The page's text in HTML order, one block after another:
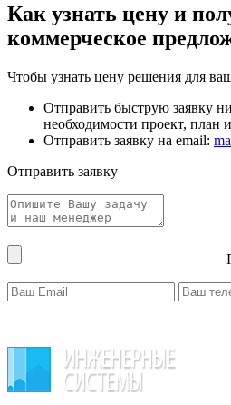
Как узнать цену и
коммерческое
Чтобы узнать цену решения для
Отправить быструю заявку
необходимости проект, план
Отправить заявку на email:
Отправить заявку